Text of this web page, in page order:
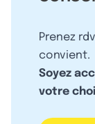
Prenez
convient.
Soyez
votre